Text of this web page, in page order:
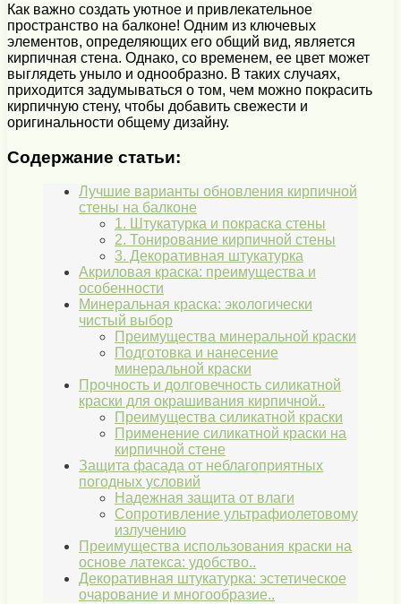
Как важно создать уютное и привлекательное
пространство на балконе! Одним из ключевых
элементов, определяющих его общий вид, является
кирпичная стена. Однако, со временем, ее цвет может
выглядеть уныло и однообразно. В таких случаях,
приходится задумываться о том, чем можно покрасить
кирпичную стену, чтобы добавить свежести и
оригинальности общему дизайну.
Содержание статьи:
Лучшие варианты обновления кирпичной
стены на балконе
1. Штукатурка и покраска стены
2. Тонирование кирпичной стены
3. Декоративная штукатурка
Акриловая краска: преимущества и
особенности
Минеральная краска: экологически
чистый выбор
Преимущества минеральной краски
Подготовка и нанесение
минеральной краски
Прочность и долговечность силикатной
краски для окрашивания кирпичной..
Преимущества силикатной краски
Применение силикатной краски на
кирпичной стене
Защита фасада от неблагоприятных
погодных условий
Надежная защита от влаги
Сопротивление ультрафиолетовому
излучению
Преимущества использования краски на
основе латекса: удобство..
Декоративная штукатурка: эстетическое
очарование и многообразие..